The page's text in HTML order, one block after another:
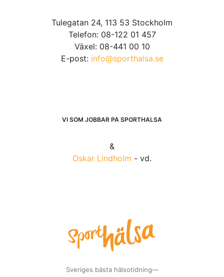
Tulegatan 24, 113 53 Stockholm
Telefon: 08-122 01 457
Växel: 08-441 00 10
E-post: info@sporthalsa.se
VI SOM JOBBAR PÅ SPORTHÄLSA
&
Oskar Lindholm - vd.
Sveriges bästa hälsotidning—